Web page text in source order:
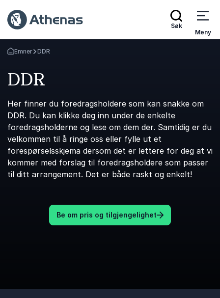
Søk
Meny
Gå tilbake til startsiden
Emner DDR
DDR
Her finner du foredragsholdere som kan snakke om
DDR. Du kan klikke deg inn under de enkelte
foredragsholderne og lese om dem der. Samtidig er du
velkommen til å ringe oss eller fylle ut et
forespørselsskjema dersom det er lettere for deg at vi
kommer med forslag til foredragsholdere som passer
til ditt arrangement. Det er både raskt og enkelt!
Be om pris og tilgjengelighet